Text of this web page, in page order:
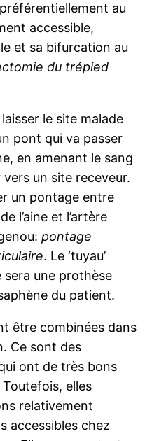
au
accessible,
et sa bifurcation au
du trépied
le site malade
pont qui va passer
en amenant le sang
un site receveur.
un pontage entre
l’aine et l’artère
pontage
. Le ‘tuyau’
une prothèse
du patient.
être combinées dans
Ce sont des
ont de très bons
elles
relativement
accessibles chez